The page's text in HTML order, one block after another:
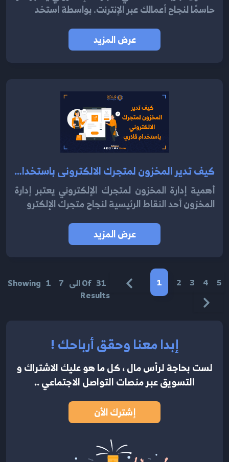
حاسمًا لنجاح أعمالك عبر الإنترنت. بواسطة استخد
عرض المزيد
كيف تدير المخزون لمتجرك الالكتروني باستخدام قلاري 2024
أهمية إدارة المخزون لمتجرك الإلكتروني يعتبر إدارة
المخزون أحد النقاط الرئيسية لنجاح متجرك الإلكترو
عرض المزيد
Showing 1 الى 7 Of 31
Results
1 2 3 4 5
إبدا معنا وحقق أرباحك !
لست بحاجة لرأس مال ، كل ما هو عليك الاشتراكو
التسويق عبر منصات التواصل الاجتماعي ..
إشترك الأن